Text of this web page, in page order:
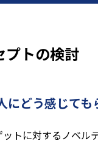
プトの検討
にどう感じても
トに対するノベル